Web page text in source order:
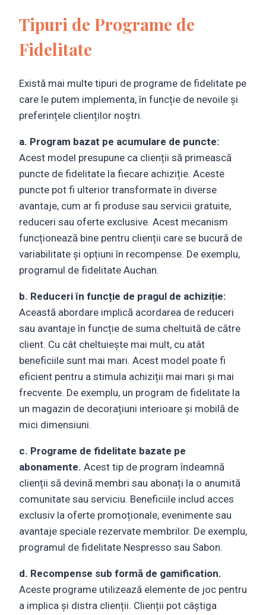
Tipuri de Programe de
Fidelitate
Există mai multe tipuri de programe de fidelitate pe
care le putem implementa, în funcție de nevoile și
preferințele clienților noștri.
a. Program bazat pe acumulare de puncte:
Acest model presupune ca clienții să primească
puncte de fidelitate la fiecare achiziție. Aceste
puncte pot fi ulterior transformate în diverse
avantaje, cum ar fi produse sau servicii gratuite,
reduceri sau oferte exclusive. Acest mecanism
funcționează bine pentru clienții care se bucură de
variabilitate și opțiuni în recompense. De exemplu,
programul de fidelitate Auchan.
b. Reduceri în funcție de pragul de achiziție:
Această abordare implică acordarea de reduceri
sau avantaje în funcție de suma cheltuită de către
client. Cu cât cheltuiește mai mult, cu atât
beneficiile sunt mai mari. Acest model poate fi
eficient pentru a stimula achiziții mai mari și mai
frecvente. De exemplu, un program de fidelitate la
un magazin de decorațiuni interioare și mobilă de
mici dimensiuni.
c. Programe de fidelitate bazate pe
abonamente. Acest tip de program îndeamnă
clienții să devină membri sau abonați la o anumită
comunitate sau serviciu. Beneficiile includ acces
exclusiv la oferte promoționale, evenimente sau
avantaje speciale rezervate membrilor. De exemplu,
programul de fidelitate Nespresso sau Sabon.
d. Recompense sub formă de gamification.
Aceste programe utilizează elemente de joc pentru
a implica și distra clienții. Clienții pot câștiga